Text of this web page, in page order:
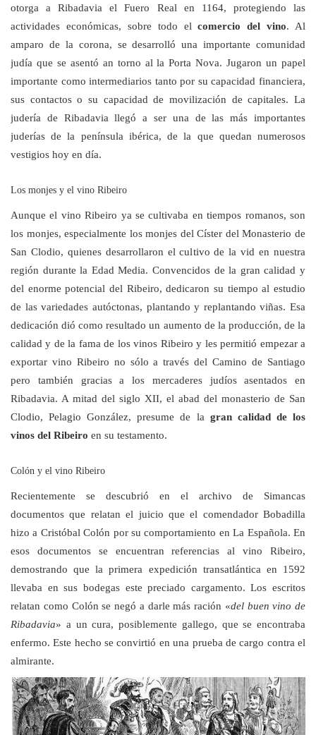
otorga a Ribadavia el Fuero Real en 1164, protegiendo las
actividades económicas, sobre todo elcomercio del vino. Al
amparo de la corona, se desarrolló una importante comunidad
judía que se asentó an torno al la Porta Nova. Jugaron un papel
importante como intermediarios tanto por su capacidad financiera,
sus contactos o su capacidad de movilización de capitales. La
judería de Ribadavia llegó a ser una de las más importantes
juderías de la península ibérica, de la que quedan numerosos
vestigios hoy en día.
Los monjes y el vino Ribeiro
Aunque el vino Ribeiro ya se cultivaba en tiempos romanos, son
los monjes, especialmente los monjes del Císter del Monasterio de
San Clodio, quienes desarrollaron el cultivo de la vid en nuestra
región durante la Edad Media. Convencidos de la gran calidad y
del enorme potencial del Ribeiro, dedicaron su tiempo al estudio
de las variedades autóctonas, plantando y replantando viñas. Esa
dedicación dió como resultado un aumento de la producción, de la
calidad y de la fama de los vinos Ribeiro y les permitió empezar a
exportar vino Ribeiro no sólo a través del Camino de Santiago
pero también gracias a los mercaderes judíos asentados en
Ribadavia. A mitad del siglo XII, el abad del monasterio de San
Clodio, Pelagio González, presume de la gran calidad de los
vinos del Ribeiro en su testamento.
Colón y el vino Ribeiro
Recientemente se descubrió en el archivo de Simancas
documentos que relatan el juicio que el comendador Bobadilla
hizo a Cristóbal Colón por su comportamiento en La Española. En
esos documentos se encuentran referencias al vino Ribeiro,
demostrando que la primera expedición transatlántica en 1592
llevaba en sus bodegas este preciado cargamento. Los escritos
relatan como Colón se negó a darle más ración «del buen vino de
Ribadavia» a un cura, posiblemente gallego, que se encontraba
enfermo. Este hecho se convirtió en una prueba de cargo contra el
almirante.